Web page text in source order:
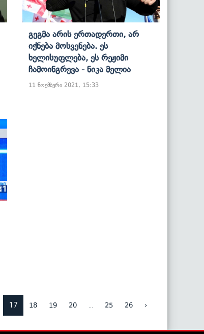
Გეგმა Არის Ერთადერთი, Არ
Იქნება Მოსვენება. Ეს
Ხელისუფლება, Ეს Რეჟიმი
Ჩამოინგრევა - Ნიკა Მელია
11 ნოემბერი 2021, 15:33
17 18 19 20 25 26 ›